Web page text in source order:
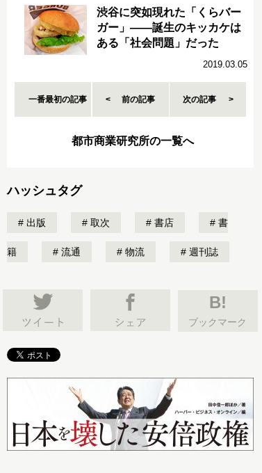
渋谷に突如現れた「くらバー
ガー」――誕生のキッカケは
ある「社会問題」だった
2019.03.05
一番最初の記事 前の記事 次の記事
都市商業研究所の一覧へ
ハッシュタグ
出版 取次 書店 書
籍 流通 物流 週刊誌
B!
ブックマーク